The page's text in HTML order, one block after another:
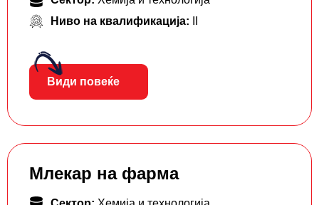
Ниво на квалификација:
Види повеќе
Млекар на фарма